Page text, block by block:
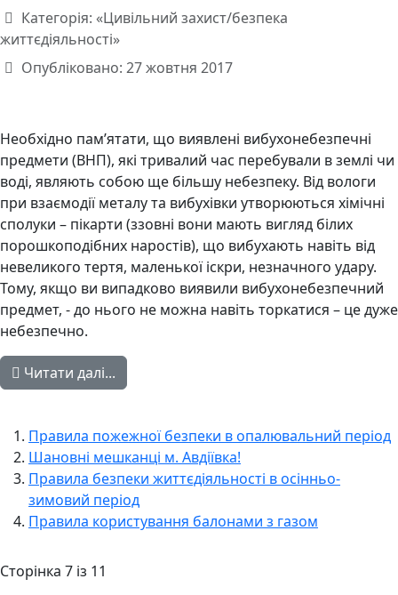
Категорія: «Цивільний захист/безпека
життєдіяльності»
Опубліковано: 27 жовтня 2017
Необхідно пам’ятати, що виявлені вибухонебезпечні
предмети (ВНП), які тривалий час перебували в землі чи
воді, являють собою ще більшу небезпеку. Від вологи
при взаємодії металу та вибухівки утворюються хімічні
сполуки – пікарти (ззовні вони мають вигляд білих
порошкоподібних наростів), що вибухають навіть від
невеликого тертя, маленької іскри, незначного удару.
Тому, якщо ви випадково виявили вибухонебезпечний
предмет, - до нього не можна навіть торкатися – це дуже
небезпечно.
Читати далі...
Правила пожежної безпеки в опалювальний період
Шановні мешканці м. Авдіївка!
Правила безпеки життєдіяльності в осінньо-
зимовий період
Правила користування балонами з газом
Сторінка 7 із 11